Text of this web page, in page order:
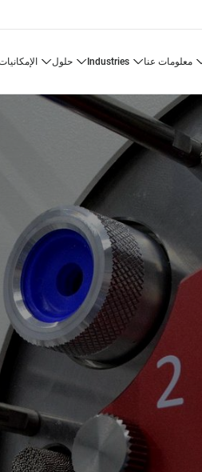
معلومات عنا industries حلول